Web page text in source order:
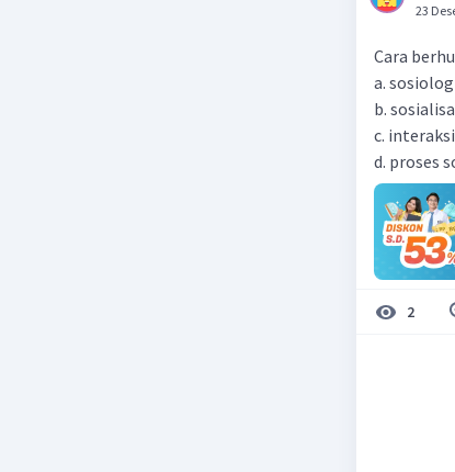
23
Cara
a.
b.
c.
d. proses
2